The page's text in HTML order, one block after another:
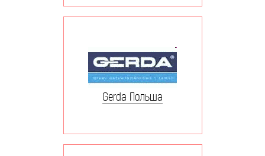
Gerda Польша